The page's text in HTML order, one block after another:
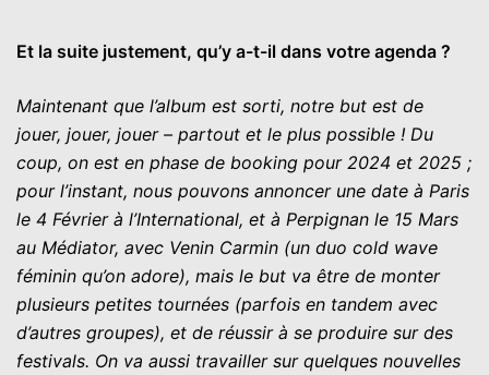
Et la suite justement, qu’y a-t-il dans votre agenda ?
Maintenant que l’album est sorti, notre but est de
jouer, jouer, jouer – partout et le plus possible ! Du
coup, on est en phase de booking pour 2024 et 2025 ;
pour l’instant, nous pouvons annoncer une date à Paris
le 4 Février à l’International, et à Perpignan le 15 Mars
au Médiator, avec Venin Carmin (un duo cold wave
féminin qu’on adore), mais le but va être de monter
plusieurs petites tournées (parfois en tandem avec
d’autres groupes), et de réussir à se produire sur des
festivals. On va aussi travailler sur quelques nouvelles